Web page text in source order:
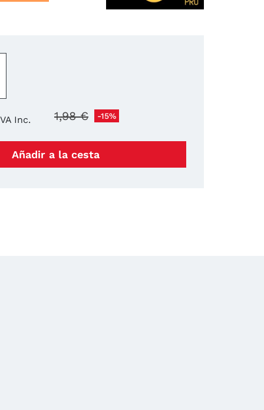
Inc. 1,98 € -15%
Añadir a la cesta